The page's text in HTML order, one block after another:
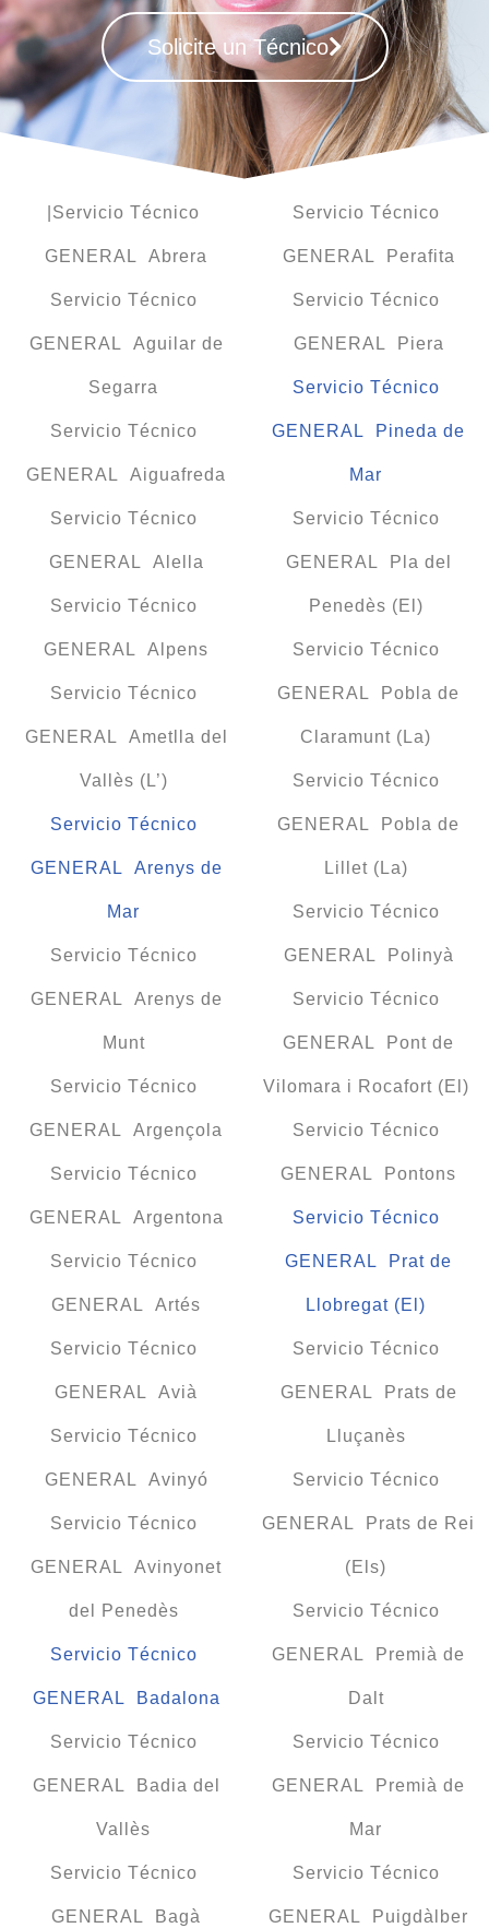
Solicite un Técnico
|Servicio Técnico
GENERAL Abrera
Servicio Técnico
GENERAL Aguilar de
Segarra
Servicio Técnico
GENERAL Aiguafreda
Servicio Técnico
GENERAL Alella
Servicio Técnico
GENERAL Alpens
Servicio Técnico
GENERAL Ametlla del
Vallès (L’)
Servicio Técnico
GENERAL Arenys de
Mar
Servicio Técnico
GENERAL Arenys de
Munt
Servicio Técnico
GENERAL Argençola
Servicio Técnico
GENERAL Argentona
Servicio Técnico
GENERAL Artés
Servicio Técnico
GENERAL Avià
Servicio Técnico
GENERAL Avinyó
Servicio Técnico
GENERAL Avinyonet
del Penedès
Servicio Técnico
GENERAL Badalona
Servicio Técnico
GENERAL Badia del
Vallès
Servicio Técnico
GENERAL Bagà
Servicio Técnico
GENERAL Perafita
Servicio Técnico
GENERAL Piera
Servicio Técnico
GENERAL Pineda de
Mar
Servicio Técnico
GENERAL Pla del
Penedès (El)
Servicio Técnico
GENERAL Pobla de
Claramunt (La)
Servicio Técnico
GENERAL Pobla de
Lillet (La)
Servicio Técnico
GENERAL Polinyà
Servicio Técnico
GENERAL Pont de
Vilomara i Rocafort (El)
Servicio Técnico
GENERAL Pontons
Servicio Técnico
GENERAL Prat de
Llobregat (El)
Servicio Técnico
GENERAL Prats de
Lluçanès
Servicio Técnico
GENERAL Prats de Rei
(Els)
Servicio Técnico
GENERAL Premià de
Dalt
Servicio Técnico
GENERAL Premià de
Mar
Servicio Técnico
GENERAL Puigdàlber